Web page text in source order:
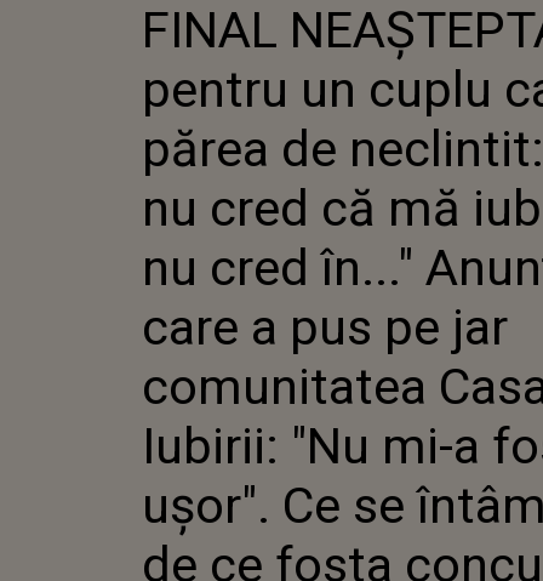
CARE
CRED CĂ
NU
CARE A
IUBIRII:
UȘOR".
ȘI DE CE
LA
FINAL
pentru un cuplu
părea de
nu cred că mă
nu cred în..."
care a pus pe jar
comunitatea
Iubirii: "Nu mi-a
ușor". Ce se
de ce fosta